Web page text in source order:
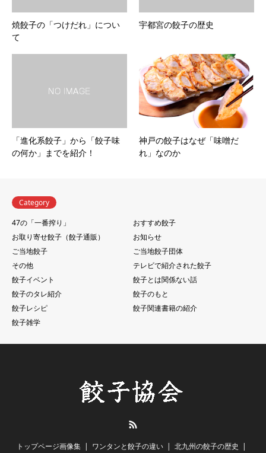
焼餃子の「つけだれ」につい
て
宇都宮の餃子の歴史
「進化系餃子」から「餃子味
の何か」までを紹介！
神戸の餃子はなぜ「味噌だ
れ」なのか
Category
47の「一番搾り」
おすすめ餃子
お取り寄せ餃子（餃子通販）
お知らせ
ご当地餃子
ご当地餃子団体
その他
テレビで紹介された餃子
餃子イベント
餃子とは関係ない話
餃子のタレ紹介
餃子のもと
餃子レシピ
餃子関連書籍の紹介
餃子雑学
トップページ画像集 ワンタンと餃子の違い 北九州の餃子の歴史